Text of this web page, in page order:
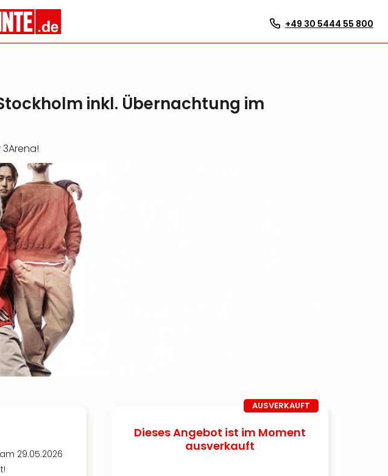
+49 30 5444 55 800
inkl. Übernachtung im
3Arena!
AUSVERKAUFT
Dieses Angebot ist im Moment
ausverkauft
29.05.2026